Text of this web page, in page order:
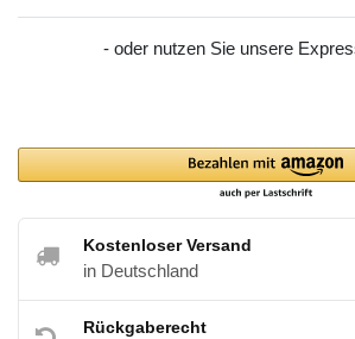
- oder nutzen Sie unsere
Kostenloser Versand
in Deutschland
Rückgaberecht